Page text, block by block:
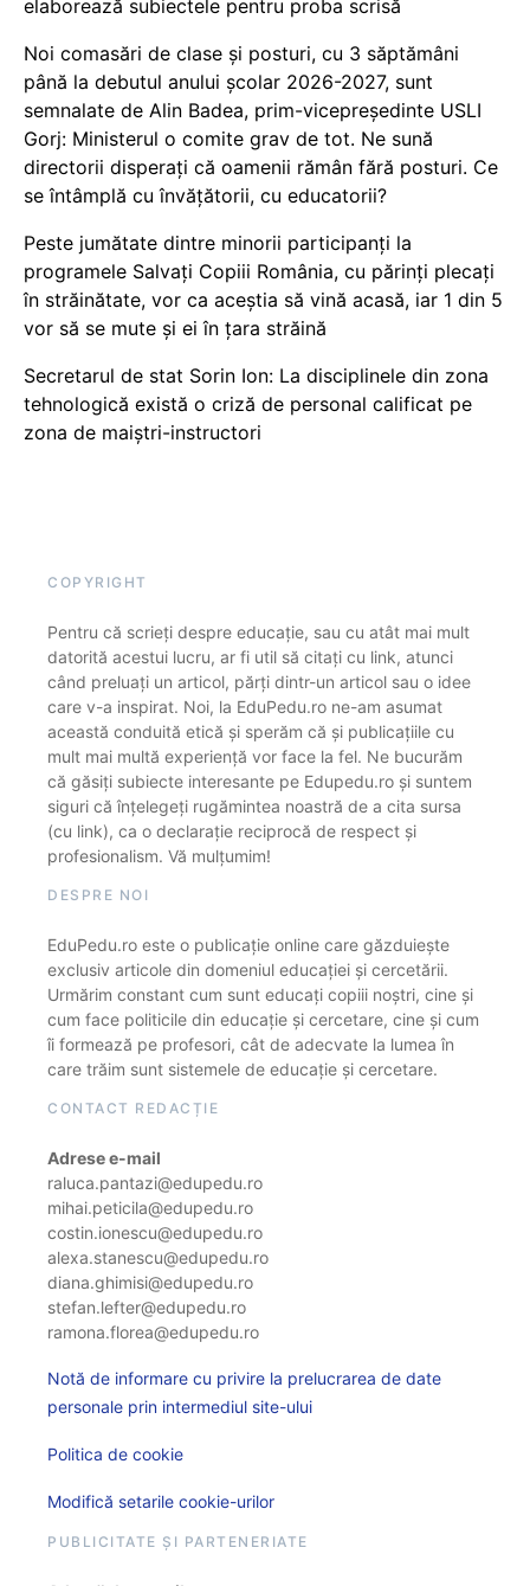
elaborează subiectele pentru proba scrisă
Noi comasări de clase și posturi, cu 3 săptămâni
până la debutul anului școlar 2026-2027, sunt
semnalate de Alin Badea, prim-vicepreședinte USLI
Gorj: Ministerul o comite grav de tot. Ne sună
directorii disperați că oamenii rămân fără posturi. Ce
se întâmplă cu învățătorii, cu educatorii?
Peste jumătate dintre minorii participanți la
programele Salvați Copiii România, cu părinți plecați
în străinătate, vor ca aceștia să vină acasă, iar 1 din 5
vor să se mute și ei în țara străină
Secretarul de stat Sorin Ion: La disciplinele din zona
tehnologică există o criză de personal calificat pe
zona de maiștri-instructori
COPYRIGHT
Pentru că scrieți despre educație, sau cu atât mai mult
datorită acestui lucru, ar fi util să citați cu link, atunci
când preluați un articol, părți dintr-un articol sau o idee
care v-a inspirat. Noi, la EduPedu.ro ne-am asumat
această conduită etică și sperăm că și publicațiile cu
mult mai multă experiență vor face la fel. Ne bucurăm
că găsiți subiecte interesante pe Edupedu.ro și suntem
siguri că înțelegeți rugămintea noastră de a cita sursa
(cu link), ca o declarație reciprocă de respect și
profesionalism. Vă mulțumim!
DESPRE NOI
EduPedu.ro este o publicație online care găzduiește
exclusiv articole din domeniul educației și cercetării.
Urmărim constant cum sunt educați copiii noștri, cine și
cum face politicile din educație și cercetare, cine și cum
îi formează pe profesori, cât de adecvate la lumea în
care trăim sunt sistemele de educație și cercetare.
CONTACT REDACȚIE
Adrese e-mail
raluca.pantazi@edupedu.ro
mihai.peticila@edupedu.ro
costin.ionescu@edupedu.ro
alexa.stanescu@edupedu.ro
diana.ghimisi@edupedu.ro
stefan.lefter@edupedu.ro
ramona.florea@edupedu.ro
Notă de informare cu privire la prelucrarea de date
personale prin intermediul site-ului
Politica de cookie
Modifică setarile cookie-urilor
PUBLICITATE ȘI PARTENERIATE